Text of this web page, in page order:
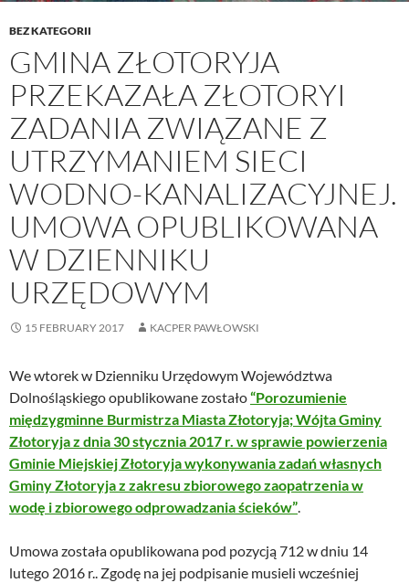
BEZ KATEGORII
GMINA ZŁOTORYJA
PRZEKAZAŁA ZŁOTORYI
ZADANIA ZWIĄZANE Z
UTRZYMANIEM SIECI
WODNO-KANALIZACYJNEJ.
UMOWA OPUBLIKOWANA
W DZIENNIKU
URZĘDOWYM
15 FEBRUARY 2017 KACPER PAWŁOWSKI
We wtorek w Dzienniku Urzędowym Województwa
Dolnośląskiego opublikowane zostało“Porozumienie
międzygminne Burmistrza Miasta Złotoryja; Wójta Gminy
Złotoryja z dnia 30 stycznia 2017 r. w sprawie powierzenia
Gminie Miejskiej Złotoryja wykonywania zadań własnych
Gminy Złotoryja z zakresu zbiorowego zaopatrzenia w
wodę i zbiorowego odprowadzania ścieków”.
Umowa została opublikowana pod pozycją 712 w dniu 14
lutego 2016 r.. Zgodę na jej podpisanie musieli wcześniej